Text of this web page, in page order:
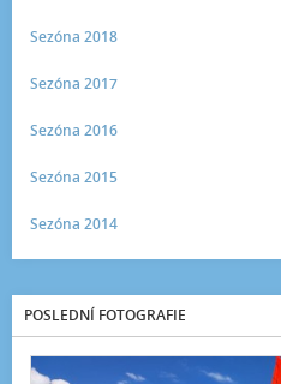
Sezóna 2018
Sezóna 2017
Sezóna 2016
Sezóna 2015
Sezóna 2014
POSLEDNÍ FOTOGRAFIE